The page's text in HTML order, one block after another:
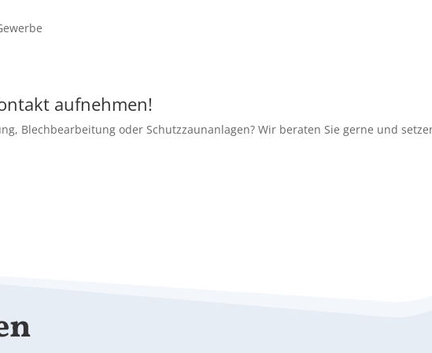
aufnehmen!
Blechbearbeitung oder Schutzzaunanlagen? Wir beraten Sie gerne und